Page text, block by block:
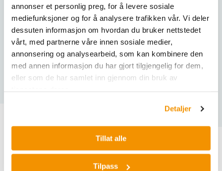
annonser et personlig preg, for å levere sosiale
mediefunksjoner og for å analysere trafikken vår. Vi deler
dessuten informasjon om hvordan du bruker nettstedet
vårt, med partnerne våre innen sosiale medier,
annonsering og analysearbeid, som kan kombinere den
med annen informasjon du har gjort tilgjengelig for dem,
eller som de har samlet inn gjennom din bruk av
Detaljer
Tillat alle
Tilpass
Purification Technique Peristaltic
High Flow Yes
Maximum Flow Rate 250 mL/min
Minimum Flow Rate 1 mL/min
Varianter